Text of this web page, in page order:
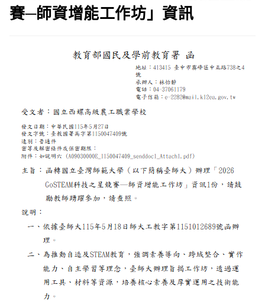
賽─師資增能工作坊」資訊